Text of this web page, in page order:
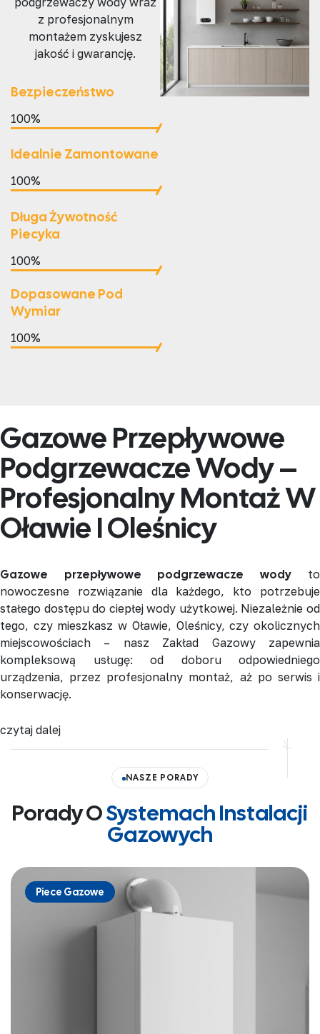
z profesjonalnym
montażem zyskujesz
jakość i gwarancję.
Bezpieczeństwo
100%
Idealnie Zamontowane
100%
Długa Żywotność
Piecyka
100%
Dopasowane Pod
Wymiar
100%
Gazowe Przepływowe
Podgrzewacze Wody –
Profesjonalny Montaż W
Oławie I Oleśnicy
Gazowe przepływowe podgrzewacze wodyto
nowoczesne rozwiązanie dla każdego, kto potrzebuje
stałego dostępu do ciepłej wody użytkowej. Niezależnie od
tego, czy mieszkasz w Oławie, Oleśnicy, czy okolicznych
miejscowościach – nasz Zakład Gazowy zapewnia
kompleksową usługę: od doboru odpowiedniego
urządzenia, przez profesjonalny montaż, aż po serwis i
konserwację.
czytaj dalej
NASZE PORADY
Porady OSystemach Instalacji
Gazowych
Piece Gazowe